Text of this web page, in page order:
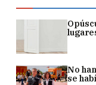
No
se